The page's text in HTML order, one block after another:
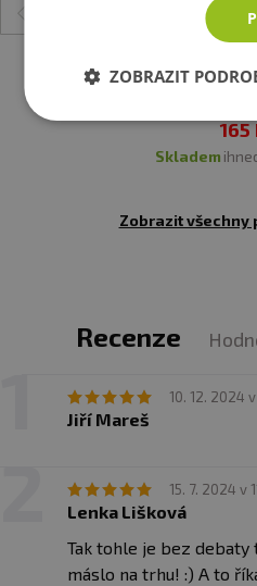
Šufan Kokosová
165
skladem
Zobrazit všechny
Recenze
10. 12. 2024 v
Jiří Mareš
15. 7. 2024 v
Lenka Lišková
Tak tohle je bez
máslo na trhu! :) A to
ZOBRAZIT